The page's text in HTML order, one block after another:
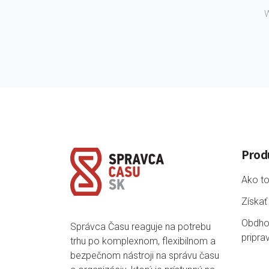
Správca Času reaguje na potrebu
trhu po komplexnom, flexibilnom a
bezpečnom nástroji na správu času
Ako